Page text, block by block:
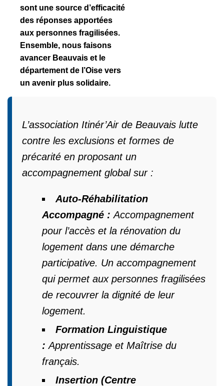
sont une source d’efficacité
des réponses apportées
aux personnes fragilisées.
Ensemble, nous faisons
avancer Beauvais et le
département de l’Oise vers
un avenir plus solidaire.
L’association Itinér’Air de Beauvais lutte
contre les exclusions et formes de
précarité en proposant un
accompagnement global sur :
Auto-Réhabilitation
Accompagné : Accompagnement
pour l’accès et la rénovation du
logement dans une démarche
participative. Un accompagnement
qui permet aux personnes fragilisées
de recouvrer la dignité de leur
logement.
Formation Linguistique
: Apprentissage et Maîtrise du
français.
Insertion (Centre